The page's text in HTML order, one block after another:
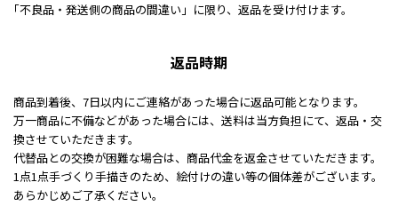
｢不良品・発送側の商品の間違い」に限り、返品を受け付けます。
返品時期
商品到着後、7日以内にご連絡があった場合に返品可能となります。
万一商品に不備などがあった場合には、送料は当方負担にて、返品・交
換させていただきます。
代替品との交換が困難な場合は、商品代金を返金させていただきます。
1点1点手づくり手描きのため、絵付けの違い等の個体差がございます。
あらかじめご了承ください。